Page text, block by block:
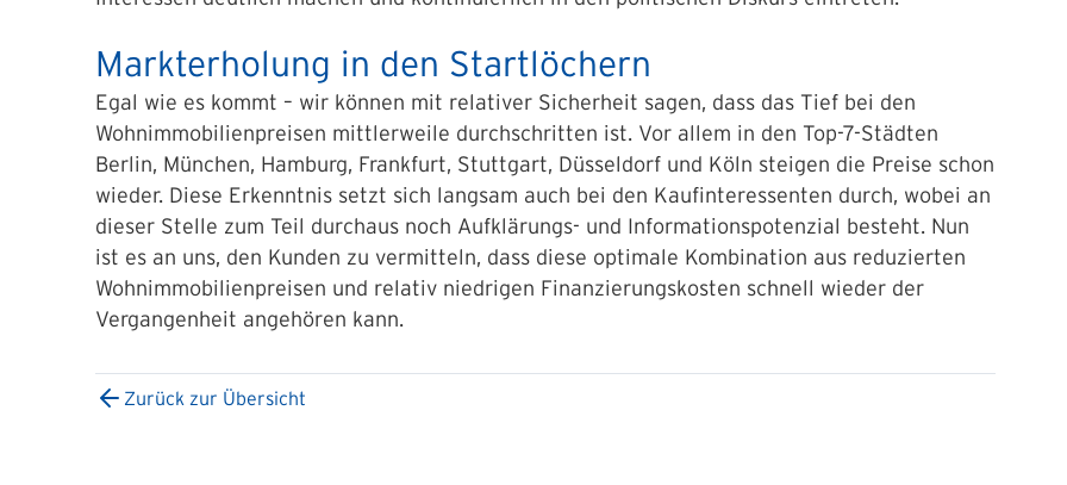
Markterholung in den Startlöchern
Egal wie es kommt – wir können mit relativer Sicherheit sagen, dass das Tief bei den
Wohnimmobilienpreisen mittlerweile durchschritten ist. Vor allem in den Top-7-Städten
Berlin, München, Hamburg, Frankfurt, Stuttgart, Düsseldorf und Köln steigen die Preise schon
wieder. Diese Erkenntnis setzt sich langsam auch bei den Kaufinteressenten durch, wobei an
dieser Stelle zum Teil durchaus noch Aufklärungs- und Informationspotenzial besteht. Nun
ist es an uns, den Kunden zu vermitteln, dass diese optimale Kombination aus reduzierten
Wohnimmobilienpreisen und relativ niedrigen Finanzierungskosten schnell wieder der
Vergangenheit angehören kann.
Zurück zur Übersicht